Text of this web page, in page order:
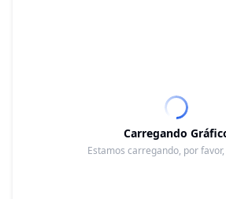
Carregando
Estamos carregando, por